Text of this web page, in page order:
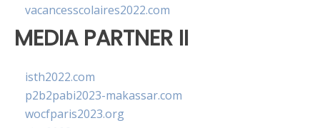
vacancesscolaires2022.com
MEDIA PARTNER II
isth2022.com
p2b2pabi2023-makassar.com
wocfparis2023.org